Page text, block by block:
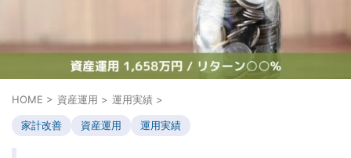
HOME > 資産運用 > 運用実績 >
家計改善 資産運用 運用実績